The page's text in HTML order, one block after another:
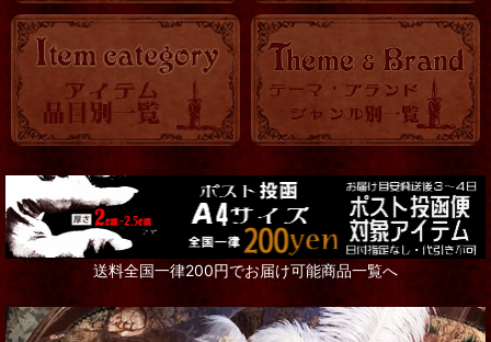
送料全国一律200円でお届け可能商品一覧へ